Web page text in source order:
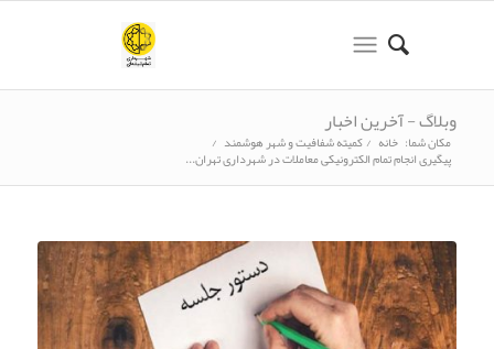
وبلاگ - آخرین اخبار
مکان شما: خانه /کمیته شفافیت و شهر هوشمند /
پیگیری انجام تمام الکترونیکی معاملات در شهرداری تهران...